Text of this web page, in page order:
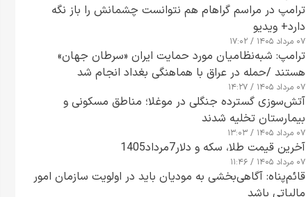
ترامپ در مراسم گراهام هم نتوانست چشمانش را باز نگه
دارد+ ویدیو
۰۷ مرداد ۱۴۰۵ / ۱۷:۰۲
ترامپ: شبه‌نظامیان مورد حمایت ایران «سرطان جهان»
هستند /حمله در عراق با هماهنگی بغداد انجام شد
۰۷ مرداد ۱۴۰۵ / ۱۴:۲۷
آتش‌سوزی گسترده جنگلی در موغلا؛ مناطق مسکونی و
بیمارستان تخلیه شدند
۰۷ مرداد ۱۴۰۵ / ۱۳:۰۳
آخرین قیمت طلا، سکه و دلار7مرداد1405
۰۷ مرداد ۱۴۰۵ / ۱۱:۴۶
قائم‌پناه: آگاهی‌بخشی به مودیان باید در اولویت سازمان امور
مالیاتی باشد